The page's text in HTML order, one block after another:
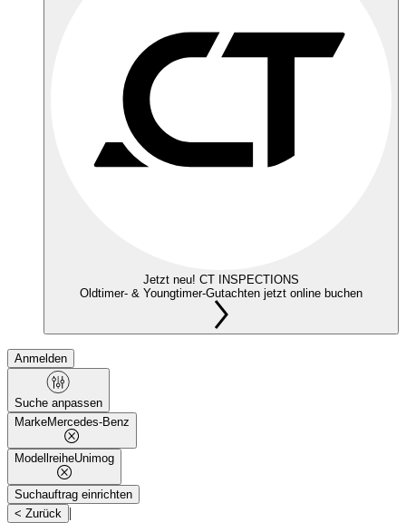
Jetzt neu! CT INSPECTIONS
Oldtimer- & Youngtimer-Gutachten jetzt online buchen
Anmelden
Suche anpassen
MarkeMercedes-Benz
ModellreiheUnimog
Suchauftrag einrichten
< Zurück |